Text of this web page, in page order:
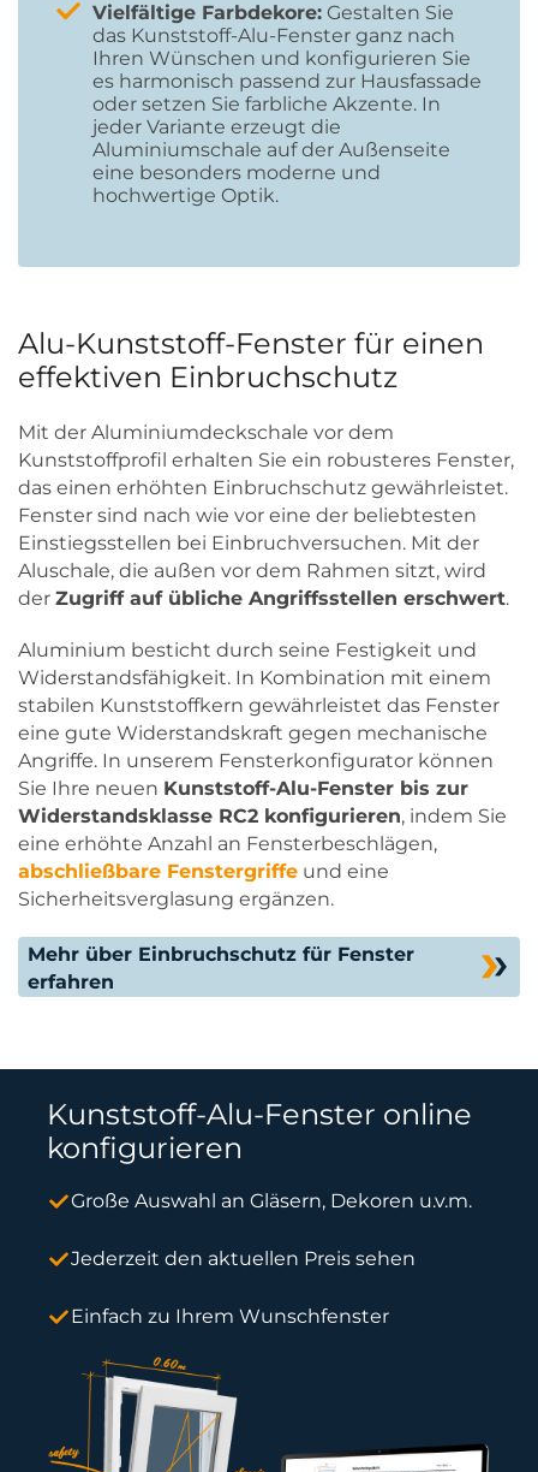
Vielfältige Farbdekore: Gestalten Sie
das Kunststoff-Alu-Fenster ganz nach
Ihren Wünschen und konfigurieren Sie
es harmonisch passend zur Hausfassade
oder setzen Sie farbliche Akzente. In
jeder Variante erzeugt die
Aluminiumschale auf der Außenseite
eine besonders moderne und
hochwertige Optik.
Alu-Kunststoff-Fenster für einen
effektiven Einbruchschutz
Mit der Aluminiumdeckschale vor dem
Kunststoffprofil erhalten Sie ein robusteres Fenster,
das einen erhöhten Einbruchschutz gewährleistet.
Fenster sind nach wie vor eine der beliebtesten
Einstiegsstellen bei Einbruchversuchen. Mit der
Aluschale, die außen vor dem Rahmen sitzt, wird
der Zugriff auf übliche Angriffsstellen erschwert.
Aluminium besticht durch seine Festigkeit und
Widerstandsfähigkeit. In Kombination mit einem
stabilen Kunststoffkern gewährleistet das Fenster
eine gute Widerstandskraft gegen mechanische
Angriffe. In unserem Fensterkonfigurator können
Sie Ihre neuen Kunststoff-Alu-Fenster bis zur
Widerstandsklasse RC2 konfigurieren, indem Sie
eine erhöhte Anzahl an Fensterbeschlägen,
abschließbare Fenstergriffe und eine
Sicherheitsverglasung ergänzen.
Mehr über Einbruchschutz für Fenster
erfahren
Kunststoff-Alu-Fenster online
konfigurieren
Große Auswahl an Gläsern, Dekoren u.v.m.
Jederzeit den aktuellen Preis sehen
Einfach zu Ihrem Wunschfenster